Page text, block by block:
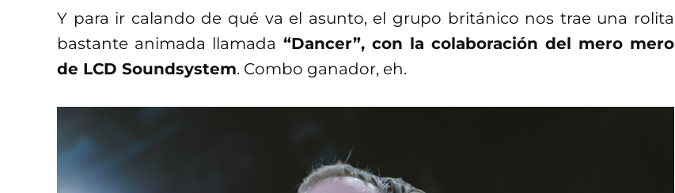
Y para ir calando de qué va el asunto, el grupo británico nos trae una rolita
bastante animada llamada “Dancer”, con la colaboración del mero mero
de LCD Soundsystem. Combo ganador, eh.